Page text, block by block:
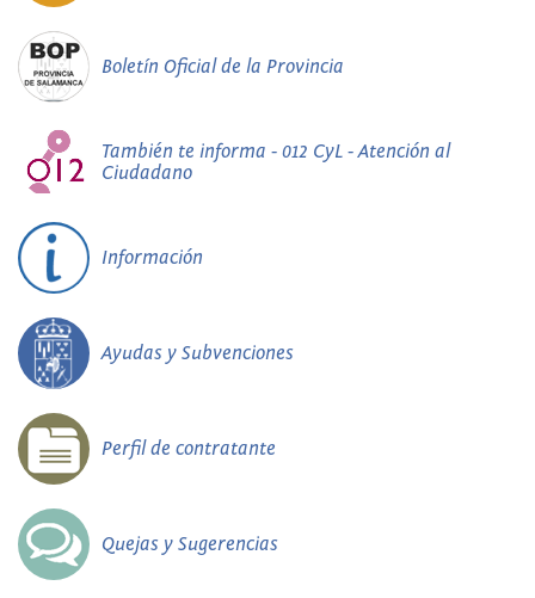
Boletín Oficial de la Provincia
También te informa - 012 CyL - Atención al
Ciudadano
Información
Ayudas y Subvenciones
Perfil de contratante
Quejas y Sugerencias